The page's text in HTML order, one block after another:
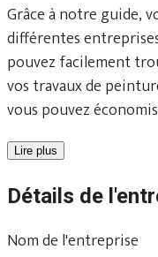
Grâce à notre guide,
différentes
pouvez facilement
vos travaux de
vous pouvez
Lire plus
Détails de
Nom de l'entreprise